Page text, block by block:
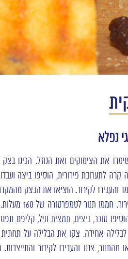
נפלא
את הצימוקים ואת הנוזל. הכינו בצק
לתערובת פירורית, הוסיפו ביצה ועבדו
והעבירו לקירור. הוציאו את הבצק
ורפדו בו תחתית ודופן של תבנית קפיץ עגולה
סוכר, ביצים, תמצית וניל, קליפת תפוז
לבלילה אחידה. צקו את הבלילה על
צננו והעבירו לקירור והתייצבות.